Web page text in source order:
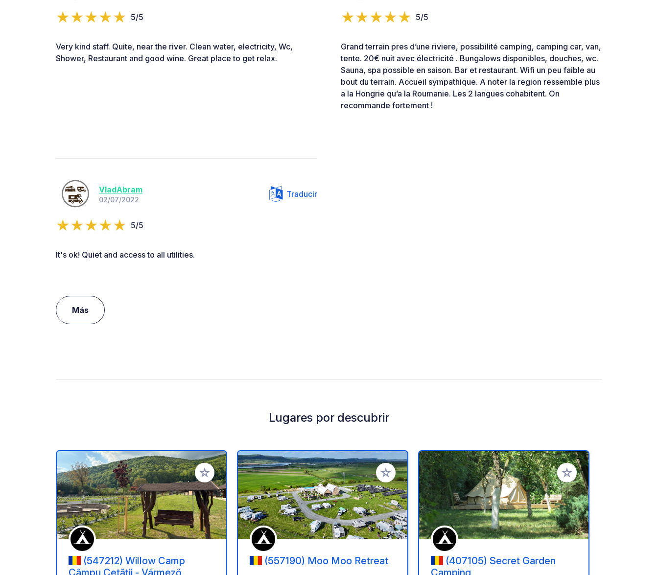
5/5
Very kind staff. Quite, near the river. Clean water, electricity, Wc,
Shower, Restaurant and good wine. Great place to get relax.
5/5
Grand terrain pres d’une riviere, possibilité camping, camping car, van,
tente. 20€ nuit avec électricité . Bungalows disponibles, douches, wc.
Sauna, spa possible en saison. Bar et restaurant. Wifi un peu faible au
bout du terrain. Accueil sympathique. A noter la region ressemble plus
a la Hongrie qu’a la Roumanie. Les 2 langues cohabitent. On
recommande fortement !
VladAbram
02/07/2022
Traducir
5/5
It's ok! Quiet and access to all utilities.
Más
Lugares por descubrir
Añadir a tus favoritos
(547212) Willow Camp
Câmpu Cetății - Vármező
Añadir a tus favoritos
(557190) Moo Moo Retreat
Añadir a tus favoritos
(407105) Secret Garden
Camping